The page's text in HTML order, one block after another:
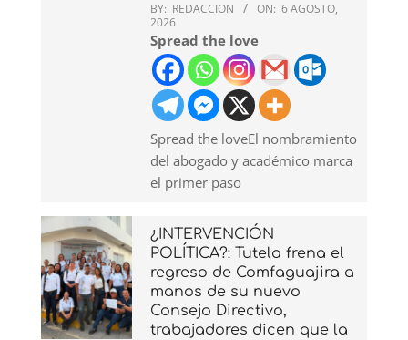
BY: REDACCION ON: 6 AGOSTO,
2026
Spread the love
Spread the loveEl nombramiento
del abogado y académico marca
el primer paso
¿INTERVENCIÓN
POLÍTICA?: Tutela frena el
regreso de Comfaguajira a
manos de su nuevo
Consejo Directivo,
trabajadores dicen que la